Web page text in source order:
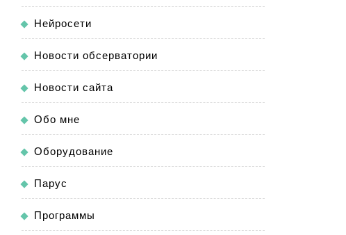
Нейросети
Новости обсерватории
Новости сайта
Обо мне
Оборудование
Парус
Программы